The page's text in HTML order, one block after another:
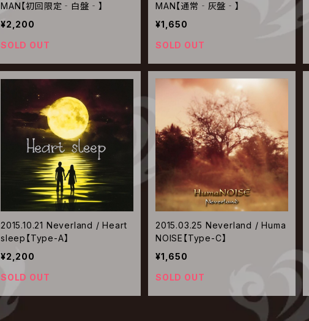
MAN【初回限定‐白盤‐】
¥2,200
SOLD OUT
MAN【通常‐灰盤‐】
¥1,650
SOLD OUT
2015.10.21 Neverland / Heart
sleep【Type-A】
¥2,200
SOLD OUT
2015.03.25 Neverland / Huma
NOISE【Type-C】
¥1,650
SOLD OUT